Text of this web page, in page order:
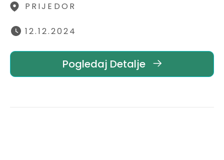
PRIJEDOR
12.12.2024
Pogledaj Detalje